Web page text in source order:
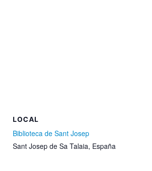
LOCAL
Biblioteca de Sant Josep
Sant Josep de Sa Talaia, España